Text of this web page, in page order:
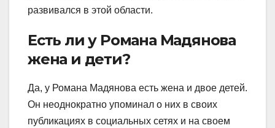
развивался в этой области.
Есть ли у Романа Мадянова
жена и дети?
Да, у Романа Мадянова есть жена и двое детей.
Он неоднократно упоминал о них в своих
публикациях в социальных сетях и на своем